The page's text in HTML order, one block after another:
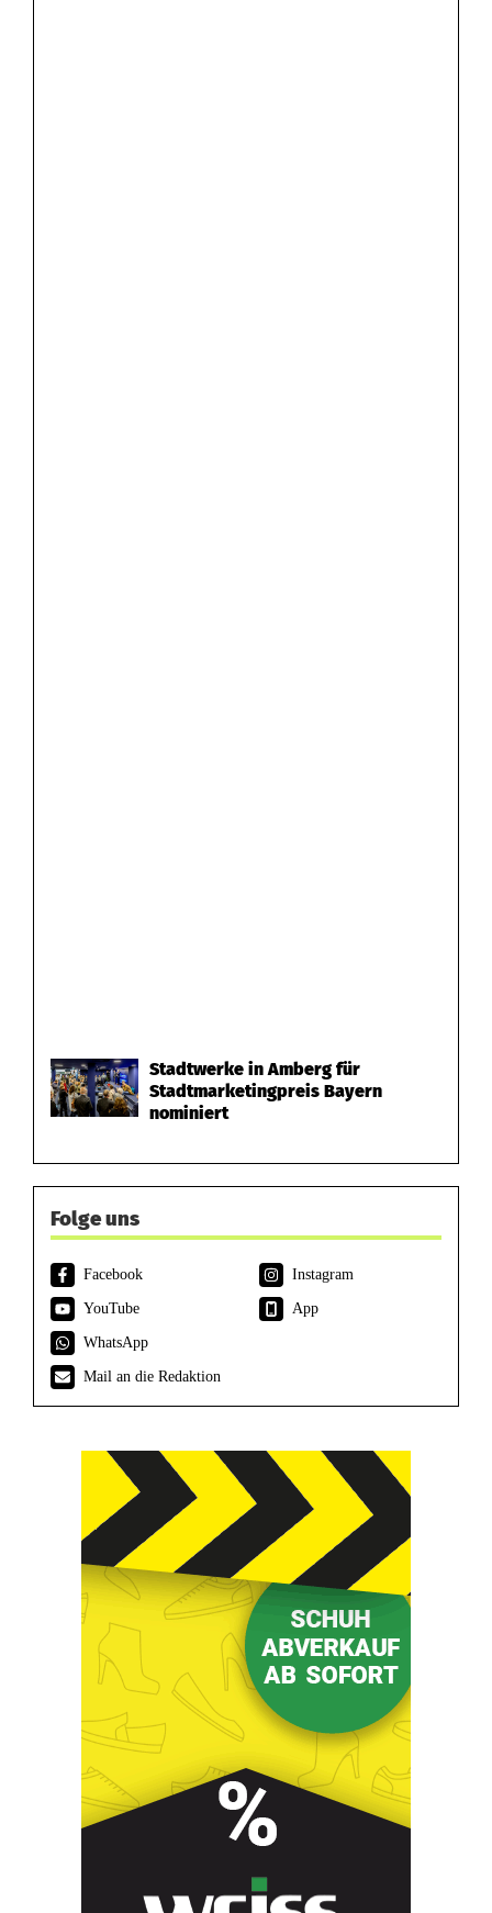
Stadtwerke in Amberg für
Stadtmarketingpreis Bayern
nominiert
Folge uns
Facebook
Instagram
YouTube
App
WhatsApp
Mail an die Redaktion